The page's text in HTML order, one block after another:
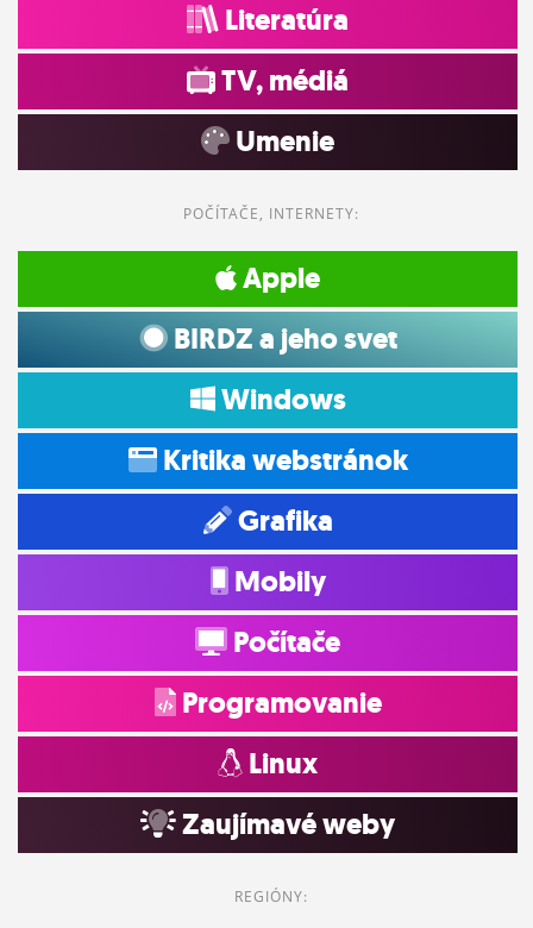
Literatúra
TV, médiá
Umenie
POČÍTAČE, INTERNETY:
Apple
BIRDZ a jeho svet
Windows
Kritika webstránok
Grafika
Mobily
Počítače
Programovanie
Linux
Zaujímavé weby
REGIÓNY: